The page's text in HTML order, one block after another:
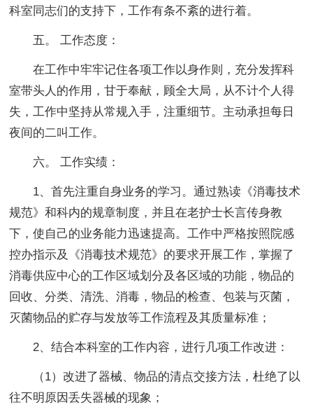
科室同志们的支持下，工作有条不紊的进行着。
五。 工作态度：
在工作中牢牢记住各项工作以身作则，充分发挥科
室带头人的作用，甘于奉献，顾全大局，从不计个人得
失，工作中坚持从常规入手，注重细节。主动承担每日
夜间的二叫工作。
六。 工作实绩：
1、首先注重自身业务的学习。通过熟读《消毒技术
规范》和科内的规章制度，并且在老护士长言传身教
下，使自己的业务能力迅速提高。工作中严格按照院感
控办指示及《消毒技术规范》的要求开展工作，掌握了
消毒供应中心的工作区域划分及各区域的功能，物品的
回收、分类、清洗、消毒，物品的检查、包装与灭菌，
灭菌物品的贮存与发放等工作流程及其质量标准；
2、结合本科室的工作内容，进行几项工作改进：
（1）改进了器械、物品的清点交接方法，杜绝了以
往不明原因丢失器械的现象；